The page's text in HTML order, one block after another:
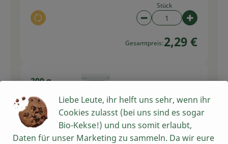
Auswahl ändern
Stück
Artikelanzahl
Gesamtpreis:2,29 €
200 g
Käse
gerieben
Auswahl ändern
19,93 € / 1kg
Stück
Artikelanzahl
Liebe Leute, ihr helft uns sehr, wenn ihr
Cookies zulasst (bei uns sind es sogar
Bio-Kekse!) und uns somit erlaubt,
Daten für unser Marketing zu sammeln. Da wir eure